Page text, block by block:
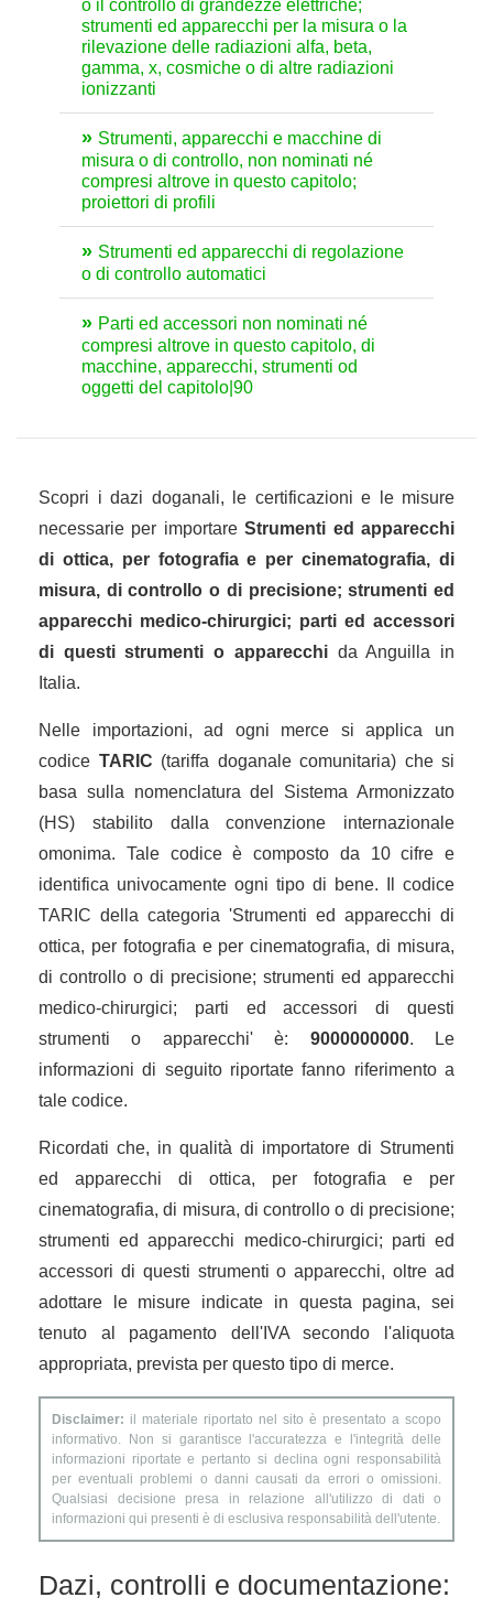
o il controllo di grandezze elettriche;
strumenti ed apparecchi per la misura o la
rilevazione delle radiazioni alfa, beta,
gamma, x, cosmiche o di altre radiazioni
ionizzanti
Strumenti, apparecchi e macchine di
misura o di controllo, non nominati né
compresi altrove in questo capitolo;
proiettori di profili
Strumenti ed apparecchi di regolazione
o di controllo automatici
Parti ed accessori non nominati né
compresi altrove in questo capitolo, di
macchine, apparecchi, strumenti od
oggetti del capitolo|90
Scopri i dazi doganali, le certificazioni e le misure
necessarie per importareStrumenti ed apparecchi
di ottica, per fotografia e per cinematografia, di
misura, di controllo o di precisione; strumenti ed
apparecchi medico-chirurgici; parti ed accessori
di questi strumenti o apparecchida Anguilla in
Italia.
Nelle importazioni, ad ogni merce si applica un
codice TARIC (tariffa doganale comunitaria) che si
basa sulla nomenclatura del Sistema Armonizzato
(HS) stabilito dalla convenzione internazionale
omonima. Tale codice è composto da 10 cifre e
identifica univocamente ogni tipo di bene. Il codice
TARIC della categoria 'Strumenti ed apparecchi di
ottica, per fotografia e per cinematografia, di misura,
di controllo o di precisione; strumenti ed apparecchi
medico-chirurgici; parti ed accessori di questi
strumenti o apparecchi' è: 9000000000. Le
informazioni di seguito riportate fanno riferimento a
tale codice.
Ricordati che, in qualità di importatore di Strumenti
ed apparecchi di ottica, per fotografia e per
cinematografia, di misura, di controllo o di precisione;
strumenti ed apparecchi medico-chirurgici; parti ed
accessori di questi strumenti o apparecchi, oltre ad
adottare le misure indicate in questa pagina, sei
tenuto al pagamento dell'IVA secondo l'aliquota
appropriata, prevista per questo tipo di merce.
Disclaimer: il materiale riportato nel sito è presentato a scopo
informativo. Non si garantisce l'accuratezza e l'integrità delle
informazioni riportate e pertanto si declina ogni responsabilità
per eventuali problemi o danni causati da errori o omissioni.
Qualsiasi decisione presa in relazione all'utilizzo di dati o
informazioni qui presenti è di esclusiva responsabilità dell'utente.
Dazi, controlli e documentazione: